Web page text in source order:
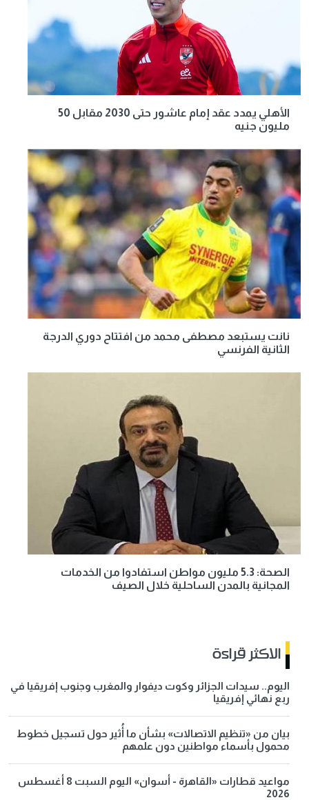
الأهلي يمدد عقد إمام عاشور حتى 2030 مقابل 50
مليون جنيه
نانت يستبعد مصطفى محمد من افتتاح دوري الدرجة
الثانية الفرنسي
الصحة: 5.3 مليون مواطن استفادوا من الخدمات
المجانية بالمدن الساحلية خلال الصيف
الاكثر قراءة
اليوم.. سيدات الجزائر وكوت ديفوار والمغرب وجنوب إفريقيا في
ربع نهائي إفريقيا
بيان من «تنظيم الاتصالات» بشأن ما أُثير حول تسجيل خطوط
محمول بأسماء مواطنين دون علمهم
مواعيد قطارات «القاهرة - أسوان» اليوم السبت 8 أغسطس
2026